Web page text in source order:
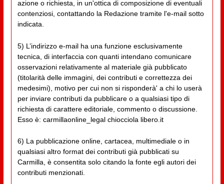
azione o richiesta, in un'ottica di composizione di eventuali
contenziosi, contattando la Redazione tramite l'e-mail sotto
indicata.
5) L’indirizzo e-mail ha una funzione esclusivamente
tecnica, di interfaccia con quanti intendano comunicare
osservazioni relativamente al materiale già pubblicato
(titolarità delle immagini, dei contributi e correttezza dei
medesimi), motivo per cui non si risponderà' a chi lo userà
per inviare contributi da pubblicare o a qualsiasi tipo di
richiesta di carattere editoriale, commento o discussione.
Esso è: carmillaonline_legal chiocciola libero.it
6) La pubblicazione online, cartacea, multimediale o in
qualsiasi altro format dei contributi già pubblicati su
Carmilla, è consentita solo citando la fonte egli autori dei
contributi menzionati.